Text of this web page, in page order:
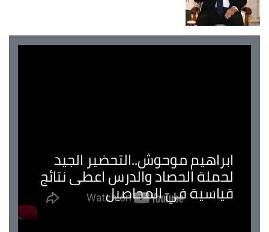
ابراهيم موحوش..التحضير الجيد
لحملة الحصاد والدرس اعطى نتائج
قياسية في المحاصيل